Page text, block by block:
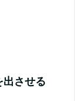
出させる